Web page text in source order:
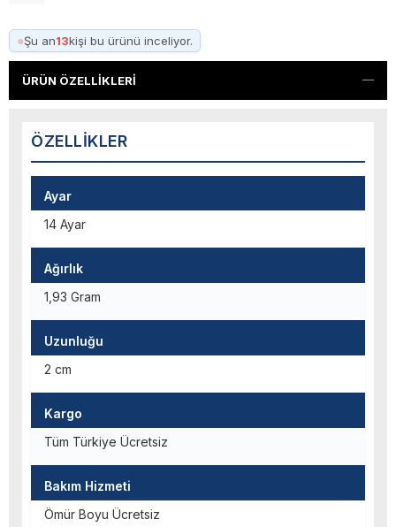
●Şu an13kişi bu ürünü inceliyor.
ÜRÜN ÖZELLIKLERI
ÖZELLIKLER
Ayar
14 Ayar
Ağırlık
1,93 Gram
Uzunluğu
2 cm
Kargo
Tüm Türkiye Ücretsiz
Bakım Hizmeti
Ömür Boyu Ücretsiz